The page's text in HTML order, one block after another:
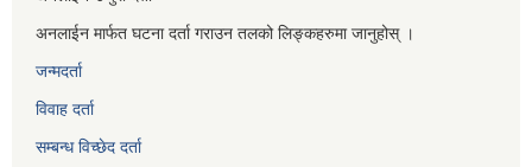
अनलाईन मार्फत घटना दर्ता गराउन तलको लिङ्कहरुमा जानुहोस् ।
जन्मदर्ता
विवाह दर्ता
सम्बन्ध विच्छेद दर्ता